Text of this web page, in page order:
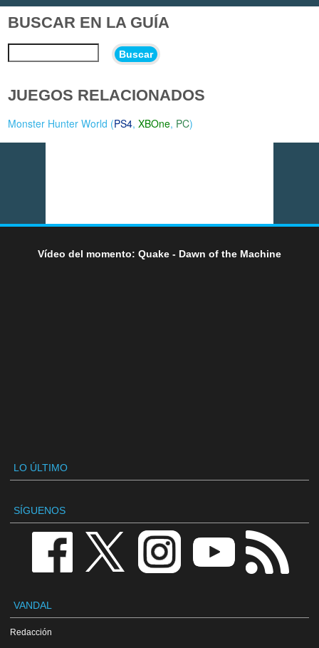
BUSCAR EN LA GUÍA
Buscar
JUEGOS RELACIONADOS
Monster Hunter World (PS4,XBOne, PC)
Vídeo del momento: Quake - Dawn of the Machine
LO ÚLTIMO
SÍGUENOS
VANDAL
Redacción